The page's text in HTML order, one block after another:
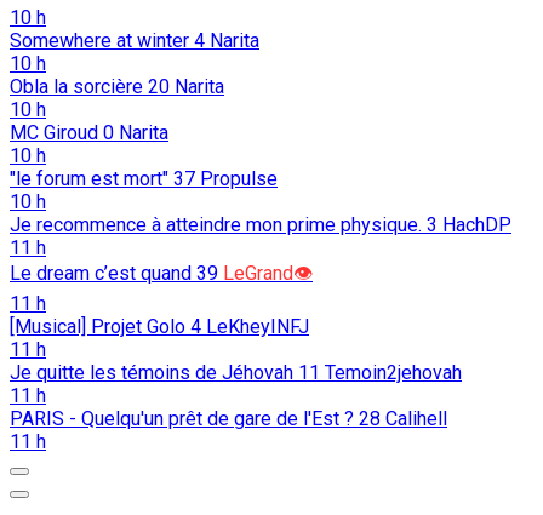
10 h
Somewhere at winter 4 Narita
10 h
Obla la sorcière 20 Narita
10 h
MC Giroud 0 Narita
10 h
"le forum est mort" 37 Propulse
10 h
Je recommence à atteindre mon prime physique. 3 HachDP
11 h
Le dream c’est quand 39 LeGrand👁️
11 h
[Musical] Projet Golo 4 LeKheyINFJ
11 h
Je quitte les témoins de Jéhovah 11 Temoin2jehovah
11 h
PARIS - Quelqu'un prêt de gare de l'Est ? 28 Calihell
11 h